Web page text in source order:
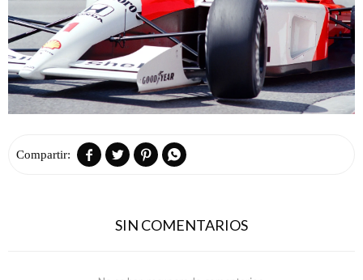
   
SIN COMENTARIOS